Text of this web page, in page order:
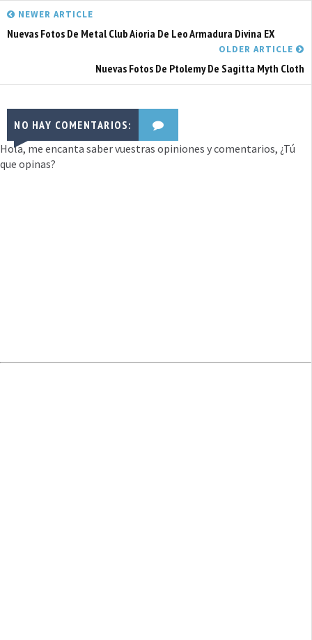
NEWER ARTICLE
Nuevas Fotos De Metal Club Aioria De Leo Armadura Divina EX
OLDER ARTICLE
Nuevas Fotos De Ptolemy De Sagitta Myth Cloth
NO HAY COMENTARIOS:
Hola, me encanta saber vuestras opiniones y comentarios, ¿Tú
que opinas?